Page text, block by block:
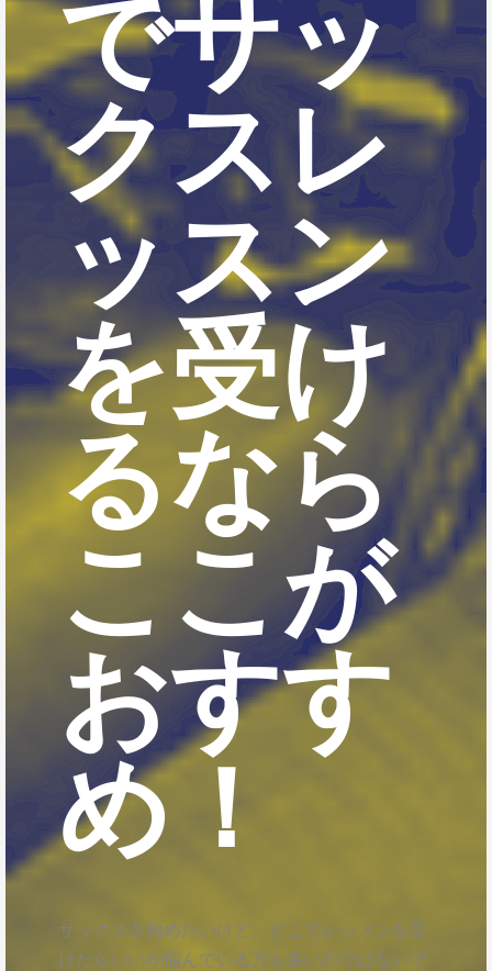
でサッ
クスレ
ッスン
を受け
るなら
ここが
おすす
め！
サックスを始めたいけど、どこでレッスンを受
けたらいいか悩んでいる方も多いのではないで